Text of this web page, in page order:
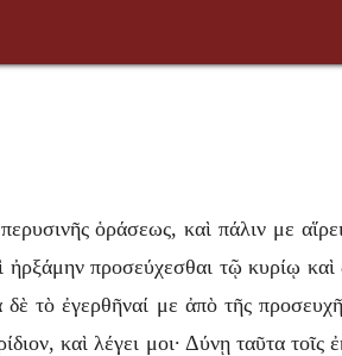
ὁράσεως, καὶ πάλιν με
προσεύχεσθαι τῷ κυρίῳ καὶ
τὸ ἐγερθῆναί με ἀπὸ τῆς
καὶ λέγει μοι· Δύνῃ ταῦτα τοῖς